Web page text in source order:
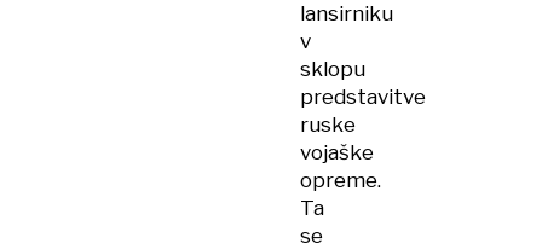
lansirniku
v
sklopu
predstavitve
ruske
vojaške
opreme.
Ta
se